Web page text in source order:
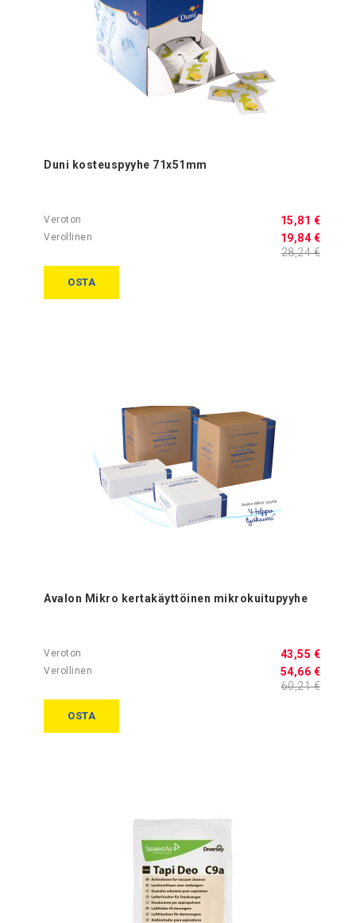
Duni kosteuspyyhe 71x51mm
19,84 €
15,81 €
28,24 €
OSTA
Avalon Mikro kertakäyttöinen mikrokuitupyyhe
54,66 €
43,55 €
60,21 €
OSTA